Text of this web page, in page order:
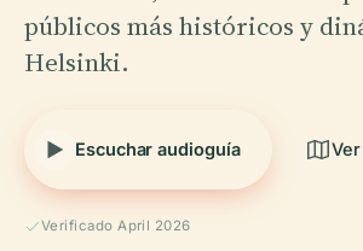
públicos más históricos y
Helsinki.
Escuchar audioguía
Verificado April 2026